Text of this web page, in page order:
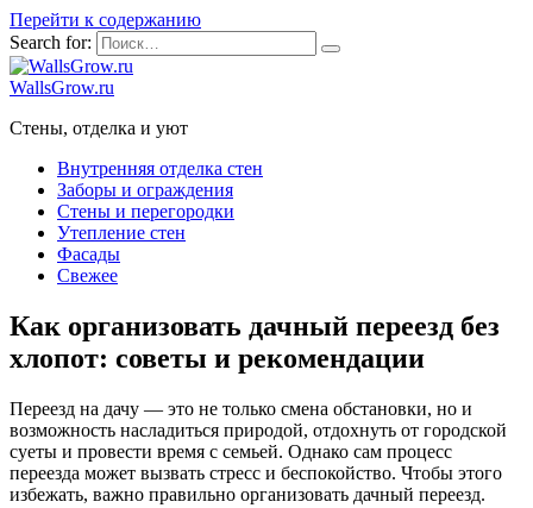
Перейти к содержанию
Search for:
WallsGrow.ru
Стены, отделка и уют
Внутренняя отделка стен
Заборы и ограждения
Стены и перегородки
Утепление стен
Фасады
Свежее
Как организовать дачный переезд без
хлопот: советы и рекомендации
Переезд на дачу — это не только смена обстановки, но и
возможность насладиться природой, отдохнуть от городской
суеты и провести время с семьей. Однако сам процесс
переезда может вызвать стресс и беспокойство. Чтобы этого
избежать, важно правильно организовать дачный переезд.